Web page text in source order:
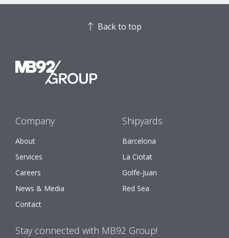
Back to top
Company
About
Services
Careers
News & Media
Contact
Shipyards
Barcelona
La Ciotat
Golfe-Juan
Red Sea
Stay connected with MB92 Group!